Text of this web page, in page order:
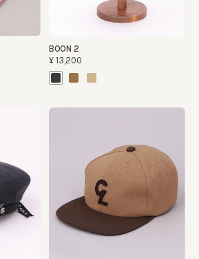
BOON 2
¥13,200